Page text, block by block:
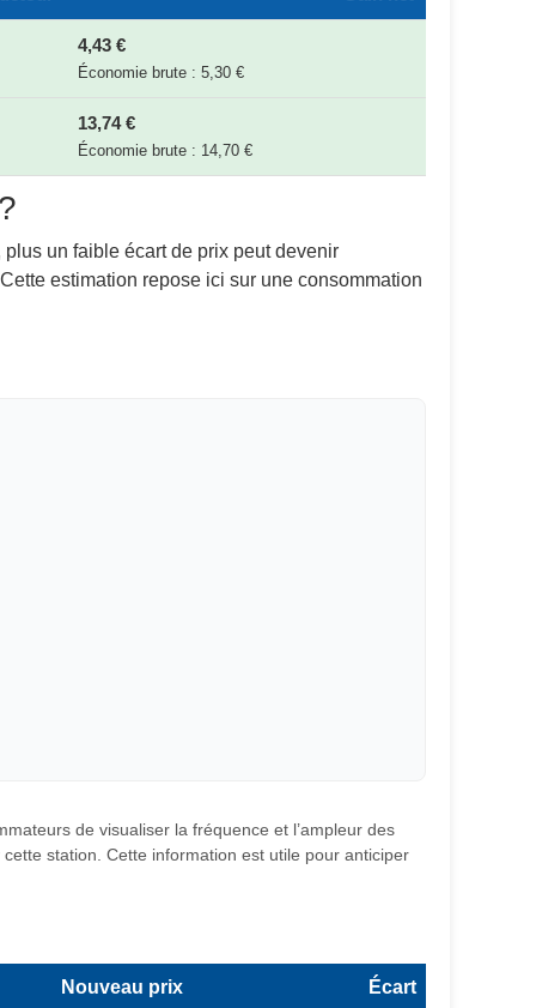
4,43 €
Économie brute : 5,30 €
13,74 €
Économie brute : 14,70 €
un faible écart de prix peut devenir
estimation repose ici sur une consommation
de visualiser la fréquence et l’ampleur des
station. Cette information est utile pour anticiper
Nouveau prix Écart